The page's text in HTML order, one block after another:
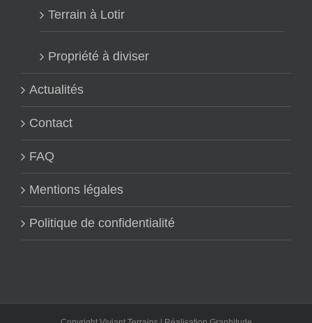
Terrain à Lotir
Propriété à diviser
Actualités
Contact
FAQ
Mentions légales
Politique de confidentialité